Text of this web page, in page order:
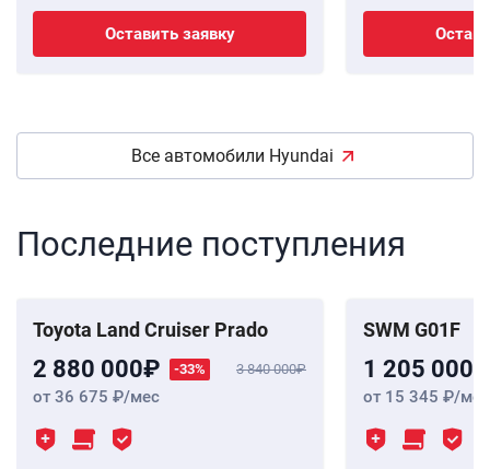
Оставить заявку
Все автомобили Hyundai
Последние поступления
Toyota Land Cruiser Prado
2 880 000 -33% 3 840 000
от 36 675 /мес
SWM G01F
1 205 000
от 15 345 /мес